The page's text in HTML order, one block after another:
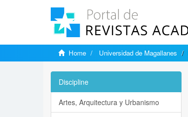
Home Universidad de Magallanes
Discipline
Artes, Arquitectura y Urbanismo